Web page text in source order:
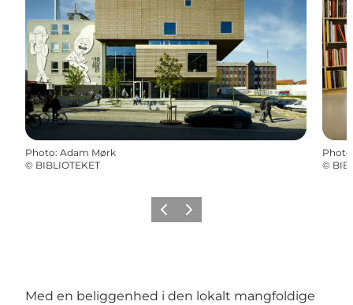
Photo: Adam Mørk
© BIBLIOTEKET
Photo
©
Previous
Next
Med en beliggenhed i den lokalt mangfoldige